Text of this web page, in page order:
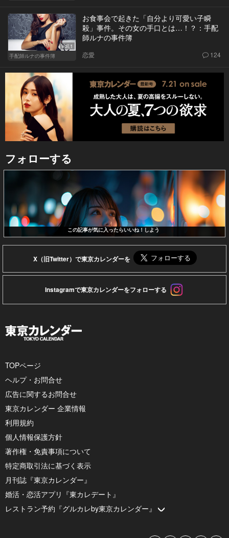
Vol.1
手配師ルナの事件簿
お食事会で起きた「自分より可愛い子瞬
殺」事件。その女の手口とは…！？：手配
師ルナの事件簿
恋愛 124
フォローする
この記事が気に入ったらいいね！しよう
X（旧Twitter）で東京カレンダーを
Instagramで東京カレンダーをフォローする
TOPページ
ヘルプ・お問合せ
広告に関するお問合せ
東京カレンダー 企業情報
利用規約
個人情報保護方針
著作権・免責事項について
特定商取引法に基づく表示
月刊誌『東京カレンダー』
婚活・恋活アプリ『東カレデート』
レストラン予約『グルカレby東京カレンダー』